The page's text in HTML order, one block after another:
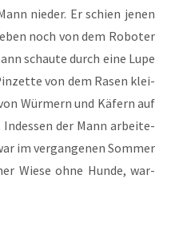
nie­der. Er schien jenen
noch von dem Robo­ter
schau­te durch eine Lupe
von dem Rasen klei­
Wür­mern und Käfern auf
der Mann arbei­te­
im ver­gan­ge­nen Som­mer
Wie­se ohne Hun­de, war­